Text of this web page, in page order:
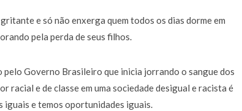
e só não enxerga quem todos os dias dorme em
pela perda de seus filhos.
Governo Brasileiro que inicia jorrando o sangue dos
e de classe em uma sociedade desigual e racista é
iguais e temos oportunidades iguais.